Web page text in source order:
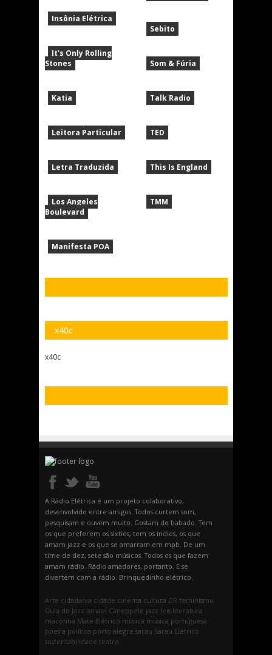
Insônia Elétrica
It's Only Rolling
Stones
Katia
Leitora Particular
Letra Traduzida
Los Angeles
Boulevard
Manifesta POA
Sebito
Som & Fúria
Talk Radio
TED
This Is England
TMM
x40c
x40c
A Rádio Elétrica é um projeto colaborativo,
desenvolvido entre amigos. Todos curtem som,
pesquisam e ouvem muito. Gostam do babado. Tem
os que preferem os sixties, tem os indies, os que
amam jazz e os que se amarram em mpb. De um
time de dez, sete são músicos. Todos os que fazem
amam rádio. Rádio amadores, portanto. E se
divertem com a rádio. Brinquedinho elétrico.
Arte cidadania cidade cinema cultura DR feminismo
Guia do Jazz Ismael Caneppele jazz leis literatura
maconha Mate Elétrico música música portuguesa
poesia política porto alegre sarau Sarau Elétrico
sustentabilidade teatro